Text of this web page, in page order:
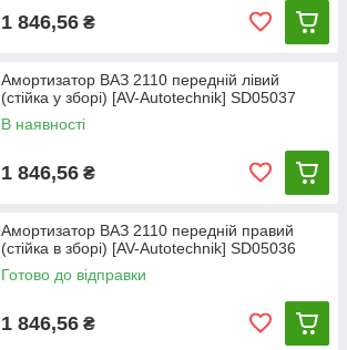
1 846,56 ₴
Амортизатор ВАЗ 2110 передній лівий
(стійка у зборі) [AV-Autotechnik] SD05037
В наявності
1 846,56 ₴
Амортизатор ВАЗ 2110 передній правий
(стійка в зборі) [AV-Autotechnik] SD05036
Готово до відправки
1 846,56 ₴